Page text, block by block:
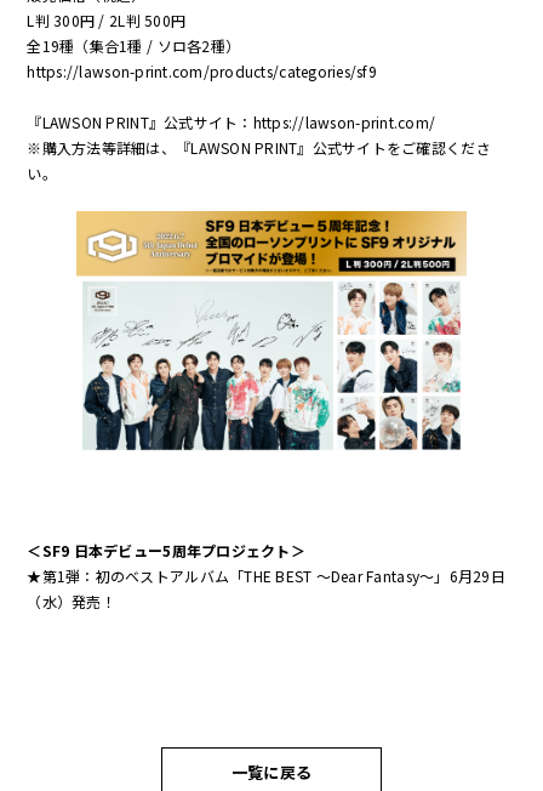
L判 300円 / 2L判 500円
全19種（集合1種 / ソロ各2種）
https://lawson-print.com/products/categories/sf9
『LAWSON PRINT』公式サイト： https://lawson-print.com/
※購入方法等詳細は、『LAWSON PRINT』公式サイトをご確認くださ
い。
＜SF9 日本デビュー5周年プロジェクト＞
★第1弾：初のベストアルバム「THE BEST 〜Dear Fantasy〜」6月29日
（水）発売！
一覧に戻る